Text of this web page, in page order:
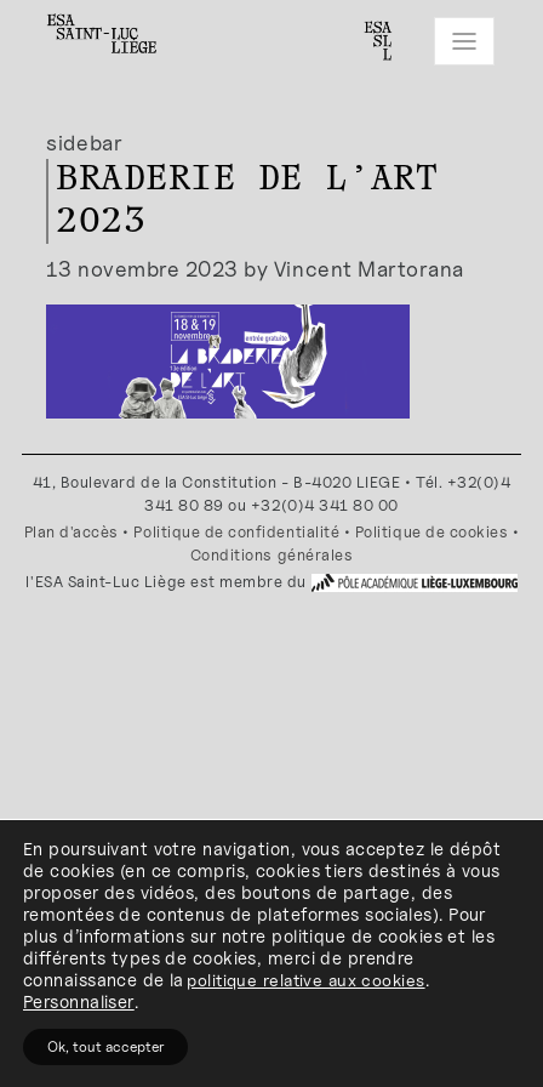
sidebar
BRADERIE DE L’ART
2023
13 novembre 2023 by Vincent Martorana
41, Boulevard de la Constitution - B-4020 LIEGE • Tél. +32(0)4
341 80 89 ou +32(0)4 341 80 00
Plan d'accès • Politique de confidentialité • Politique de cookies •
Conditions générales
l'ESA Saint-Luc Liège est membre du
En poursuivant votre navigation, vous acceptez le dépôt
de cookies (en ce compris, cookiestiers destinés à vous
proposer des vidéos, des boutons de partage, des
remontées de contenus de plateformes sociales). Pour
plus d’informations sur notre politique de cookies et les
différents types de cookies, merci de prendre
connaissance de la politique relative aux cookies.
Personnaliser.
Ok, tout accepter